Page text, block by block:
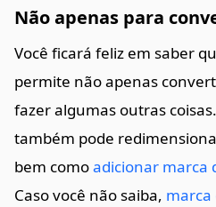
Não apenas para
Você ficará feliz em saber
permite não apenas
fazer algumas outras
também pode
bem comoadicionar marca
Caso você não saiba, marca